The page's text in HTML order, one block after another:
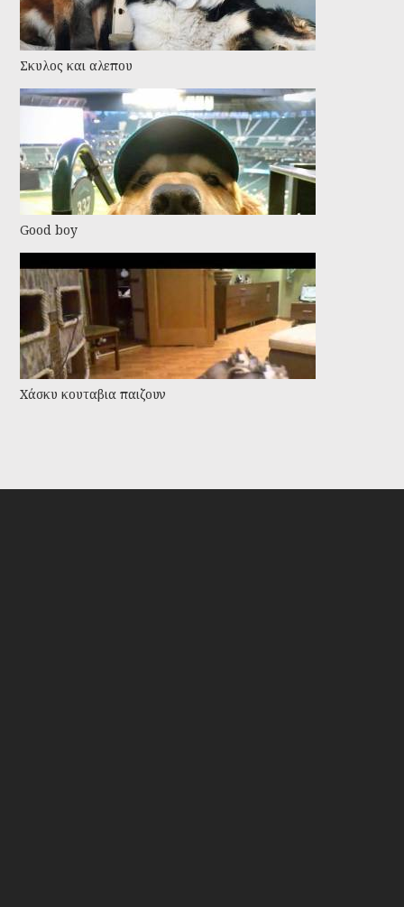
Σκυλος και αλεπου
Good boy
Χάσκυ κουταβια παιζουν